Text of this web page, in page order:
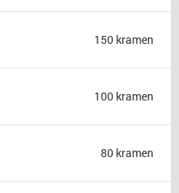
150 kramen
100 kramen
80 kramen